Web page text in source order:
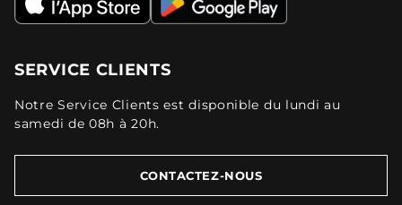
SERVICE CLIENTS
Notre Service Clients est disponible du lundi au
samedi de 08h à 20h.
CONTACTEZ-NOUS